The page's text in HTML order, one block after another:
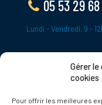
Gérer
cookies
Pour offrir les meilleures
05 53 29
Lundi - Vendredi, 9 -